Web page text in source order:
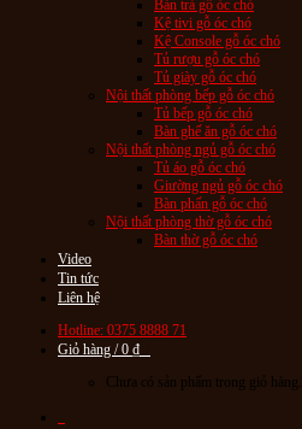
Bàn trà gỗ óc chó
Kệ tivi gỗ óc chó
Kệ Console gỗ óc chó
Tủ rượu gỗ óc chó
Tủ giày gỗ óc chó
Nội thất phòng bếp gỗ óc chó
Tủ bếp gỗ óc chó
Bàn ghế ăn gỗ óc chó
Nội thất phòng ngủ gỗ óc chó
Tủ áo gỗ óc chó
Giường ngủ gỗ óc chó
Bàn phấn gỗ óc chó
Nội thất phòng thờ gỗ óc chó
Bàn thờ gỗ óc chó
Video
Tin tức
Liên hệ
Hotline: 0375 8888 71
Giỏ hàng /0 ₫
Chưa có sản phẩm trong giỏ hàng.